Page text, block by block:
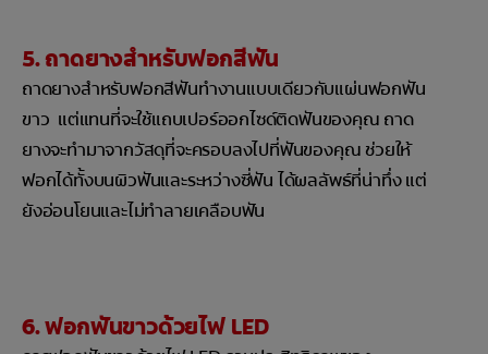
5. ถาดยางสำหรับฟอกสีฟัน
ถาดยางสำหรับฟอกสีฟันทำงานแบบเดียวกับแผ่นฟอกฟัน
ขาว แต่แทนที่จะใช้แถบเปอร์ออกไซด์ติดฟันของคุณ ถาด
ยางจะทำมาจากวัสดุที่จะครอบลงไปที่ฟันของคุณ ช่วยให้
ฟอกได้ทั้งบนผิวฟันและระหว่างซี่ฟัน ได้ผลลัพธ์ที่น่าทึ่ง แต่
ยังอ่อนโยนและไม่ทำลายเคลือบฟัน
6. ฟอกฟันขาวด้วยไฟ LED